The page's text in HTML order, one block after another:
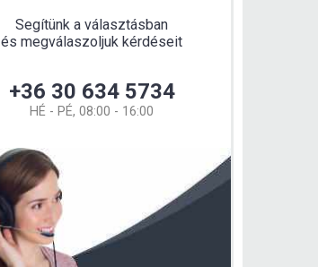
Segítünk a választásban
és megválaszoljuk kérdéseit
+36 30 634 5734
HÉ - PÉ, 08:00 - 16:00